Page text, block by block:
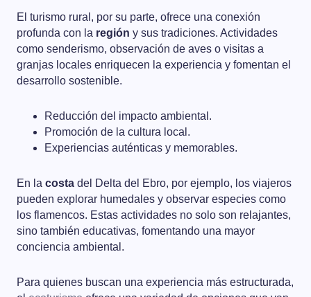
El turismo rural, por su parte, ofrece una conexión
profunda con la región y sus tradiciones. Actividades
como senderismo, observación de aves o visitas a
granjas locales enriquecen la experiencia y fomentan el
desarrollo sostenible.
Reducción del impacto ambiental.
Promoción de la cultura local.
Experiencias auténticas y memorables.
En la costa del Delta del Ebro, por ejemplo, los viajeros
pueden explorar humedales y observar especies como
los flamencos. Estas actividades no solo son relajantes,
sino también educativas, fomentando una mayor
conciencia ambiental.
Para quienes buscan una experiencia más estructurada,